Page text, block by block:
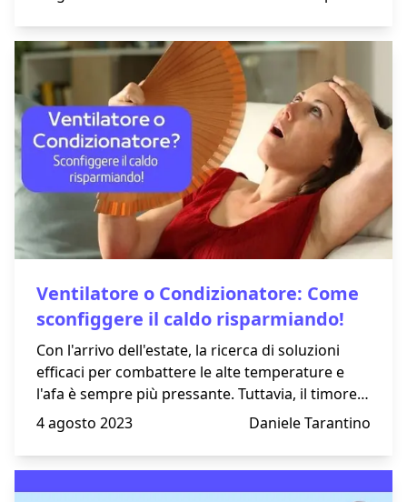
praticati internamente.
Ventilatore o Condizionatore: Come
sconfiggere il caldo risparmiando!
Con l'arrivo dell'estate, la ricerca di soluzioni
efficaci per combattere le alte temperature e
l'afa è sempre più pressante. Tuttavia, il timore
di incorrere in bollette eccessive a causa
dell'utilizzo del condizionatore d'aria spesso
rappresenta un freno.
4 agosto 2023 Daniele Tarantino